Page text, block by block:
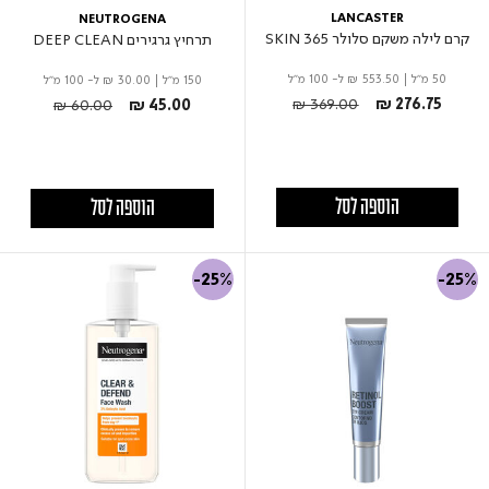
LANCASTER
קרם לילה משקם סלולר 365 SKIN
50 מ"ל ₪ 553.50 ל- 100 מ"ל
₪ 276.75
Price reduced from
₪ 369.00to
הוספה לסל
NEUTROGENA
תרחיץ גרגירים DEEP CLEAN
150 מ"ל ₪ 30.00 ל- 100 מ"ל
₪ 45.00
Price reduced from
₪ 60.00to
הוספה לסל
-25%
-25%